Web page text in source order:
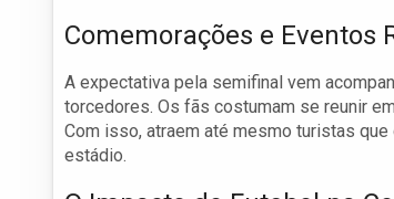
Comemorações e Eventos
A expectativa pela semifinal vem
torcedores. Os fãs costumam se reunir
Com isso, atraem até mesmo turistas
estádio.